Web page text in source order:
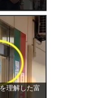
理解した富